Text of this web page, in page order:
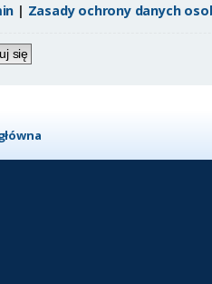
| Zasady ochrony danych
się